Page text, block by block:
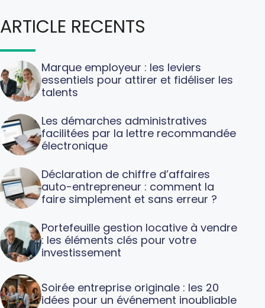
ARTICLE RECENTS
Marque employeur : les leviers
essentiels pour attirer et fidéliser les
talents
Les démarches administratives
facilitées par la lettre recommandée
électronique
Déclaration de chiffre d’affaires
auto-entrepreneur : comment la
faire simplement et sans erreur ?
Portefeuille gestion locative à vendre
: les éléments clés pour votre
investissement
Soirée entreprise originale : les 20
idées pour un événement inoubliable